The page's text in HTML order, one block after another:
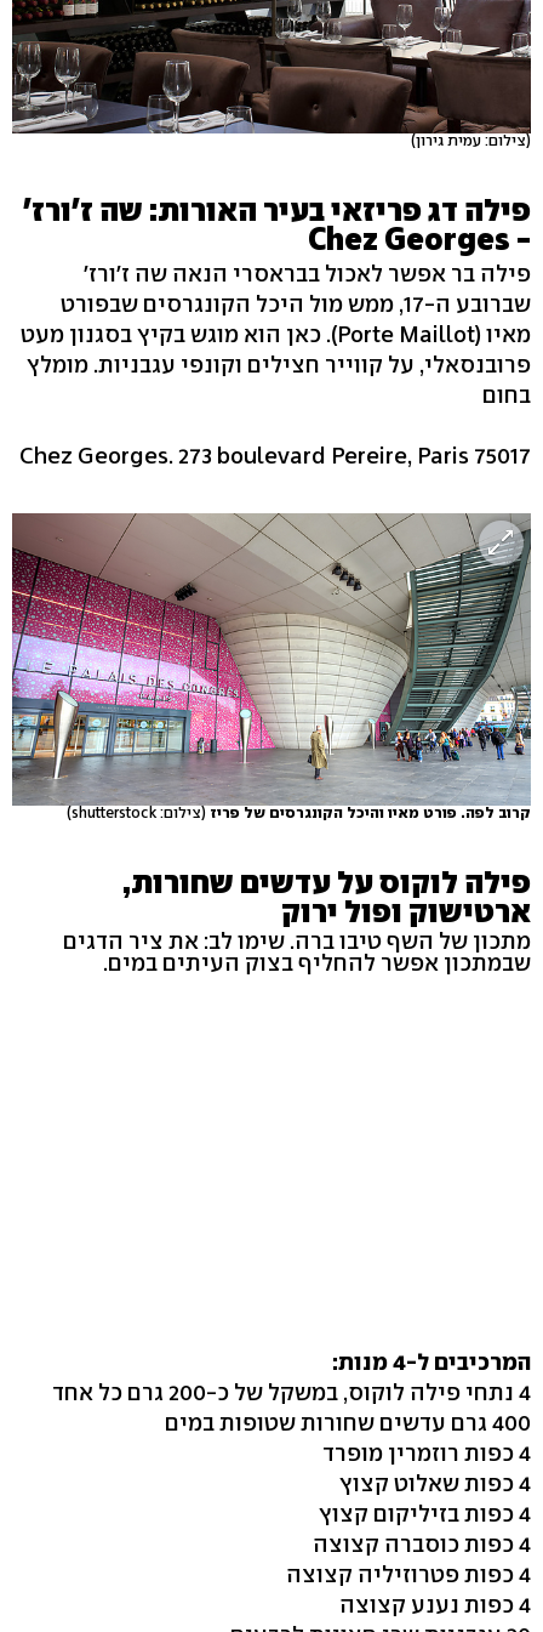
(צילום: עמית גירון)
פילה דג פריזאי בעיר האורות: שה ז'ורז'
- Chez Georges
פילה בר אפשר לאכול בבראסרי הנאה שה ז'ורז'
שברובע ה-17, ממש מול היכל הקונגרסים שבפורט
מאיו (Porte Maillot). כאן הוא מוגש בקיץ בסגנון מעט
פרובנסאלי, על קווייר חצילים וקונפי עגבניות. מומלץ
בחום
Chez Georges. 273 boulevard Pereire, Paris 75017
קרוב לפה. פורט מאיו והיכל הקונגרסים של פריז (צילום: shutterstock)
פילה לוקוס על עדשים שחורות,
ארטישוק ופול ירוק
מתכון של השף טיבו ברה. שימו לב: את ציר הדגים
שבמתכון אפשר להחליף בצוק העיתים במים.
המרכיבים ל-4 מנות:
4 נתחי פילה לוקוס, במשקל של כ-200 גרם כל אחד
400 גרם עדשים שחורות שטופות במים
4 כפות רוזמרין מופרד
4 כפות שאלוט קצוץ
4 כפות בזיליקום קצוץ
4 כפות כוסברה קצוצה
4 כפות פטרוזיליה קצוצה
4 כפות נענע קצוצה